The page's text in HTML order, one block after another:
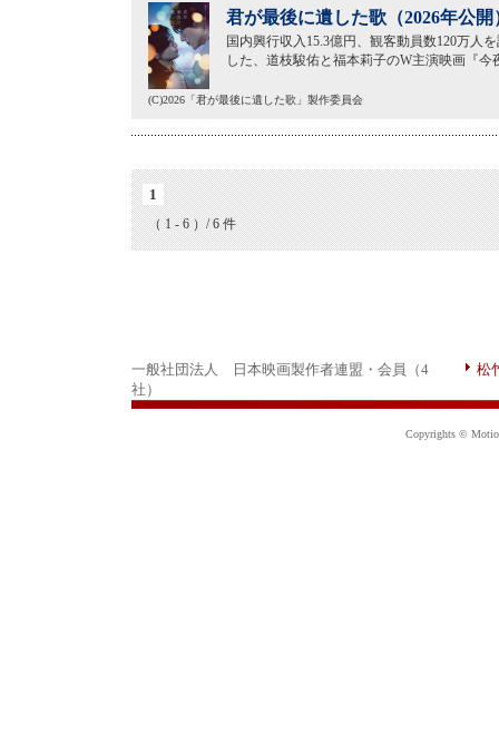
君が最後に遺した歌（2026年公開
国内興行収入15.3億円、観客動員数120万人
した、道枝駿佑と福本莉子のW主演映画『
(C)2026「君が最後に遺した歌」製作委員会
1
（ 1 - 6 ）/ 6 件
一般社団法人 日本映画製作者連盟・会員（4
社）
松
Copyrights ©